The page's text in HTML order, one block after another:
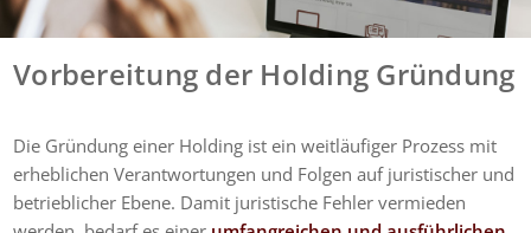
Vorbereitung der Holding Gründung
Die Gründung einer Holding ist ein weitläufiger Prozess mit
erheblichen Verantwortungen und Folgen auf juristischer und
betrieblicher Ebene. Damit juristische Fehler vermieden